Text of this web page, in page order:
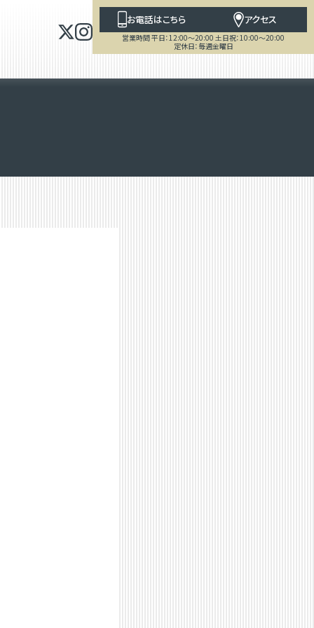
お電話はこちら アクセス
営業時間 平日：12:00～20:00 土日祝：10:00～20:00
定休日：毎週金曜日